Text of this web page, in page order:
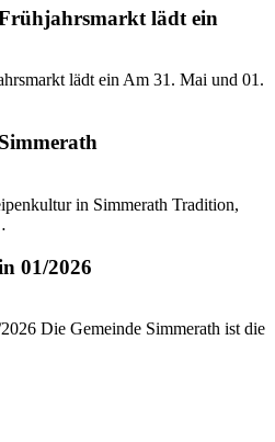
lädt ein
lädt ein Am 31. Mai und 01.
in Simmerath Tradition,
01/2026
Die Gemeinde Simmerath ist die